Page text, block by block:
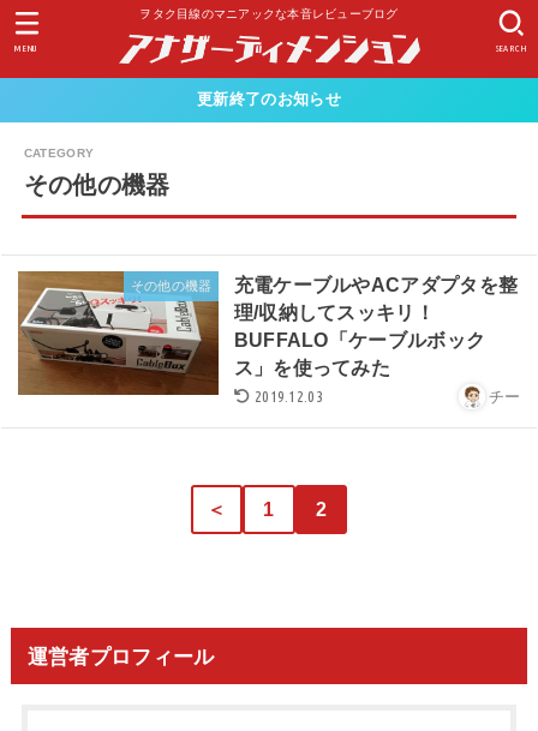
ヲタク目線のマニアックな本音レビューブログ
SEARCH
MENU
更新終了のお知らせ
その他の機器
その他の機器
充電ケーブルやACアダプタを整
理/収納してスッキリ！
BUFFALO「ケーブルボック
ス」を使ってみた
2019.12.03 チー
＜ 1 2
運営者プロフィール